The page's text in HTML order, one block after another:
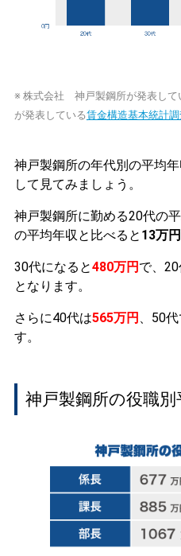
※ 株式会社 神戸製鋼所が発表して
が発表している賃金構造基本統計調
神戸製鋼所の年代別の平均
して見てみましょう。
神戸製鋼所に勤める20代の
の平均年収と比べると 13万
30代になると480万円 で、
となります。
さらに40代は565万円 、50
す。
神戸製鋼所の役職別